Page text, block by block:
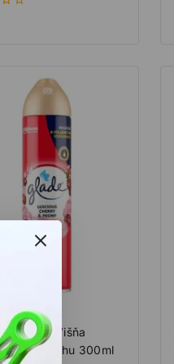
& Višňa
vzduchu 300ml